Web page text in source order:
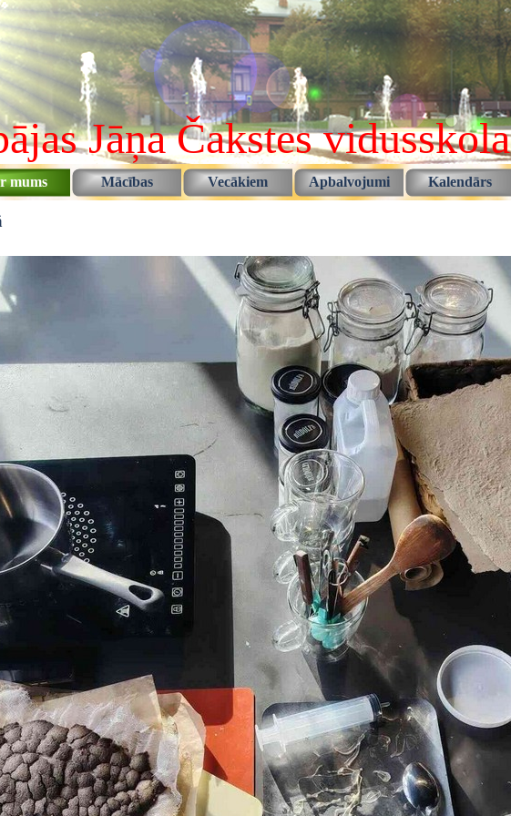
Jāņa Čakstes vidusskola
Izlaist izvēlni
mums ▼
Mācības ▼
Vecākiem ▼
Apbalvojumi ▼
Kalendārs